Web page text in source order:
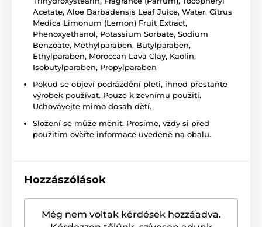
Acetate, Aloe Barbadensis Leaf Juice, Water, Citrus
Medica Limonum (Lemon) Fruit Extract,
Phenoxyethanol, Potassium Sorbate, Sodium
Benzoate, Methylparaben, Butylparaben,
Ethylparaben, Moroccan Lava Clay, Kaolin,
Isobutylparaben, Propylparaben
Pokud se objeví podráždění pleti, ihned přestaňte
výrobek používat. Pouze k zevnímu použití.
Uchovávejte mimo dosah dětí.
Složení se může měnit. Prosíme, vždy si před
použitím ověřte informace uvedené na obalu.
Hozzászólások
Még nem voltak kérdések hozzáadva.